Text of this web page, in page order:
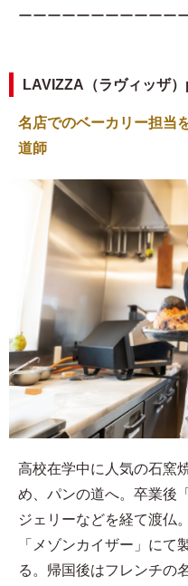
ーーーーーーーーーーー
LAVIZZA（ラヴィッザ
名店でのベーカリー担当
道師
高校在学中に人気の石窯
め、パンの道へ。卒業後
ジェリーなどを経て渡仏
「メゾンカイザー」にて
る。帰国後はフレンチの